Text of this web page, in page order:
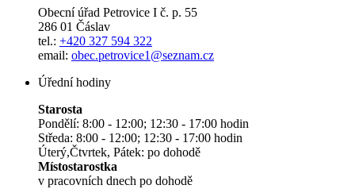
Obecní úřad Petrovice I č. p. 55
286 01 Čáslav
tel.: +420 327 594 322
email: obec.petrovice1@seznam.cz
Úřední hodiny
Starosta
Pondělí: 8:00 - 12:00; 12:30 - 17:00 hodin
Středa: 8:00 - 12:00; 12:30 - 17:00 hodin
Úterý,Čtvrtek, Pátek: po dohodě
Místostarostka
v pracovních dnech po dohodě